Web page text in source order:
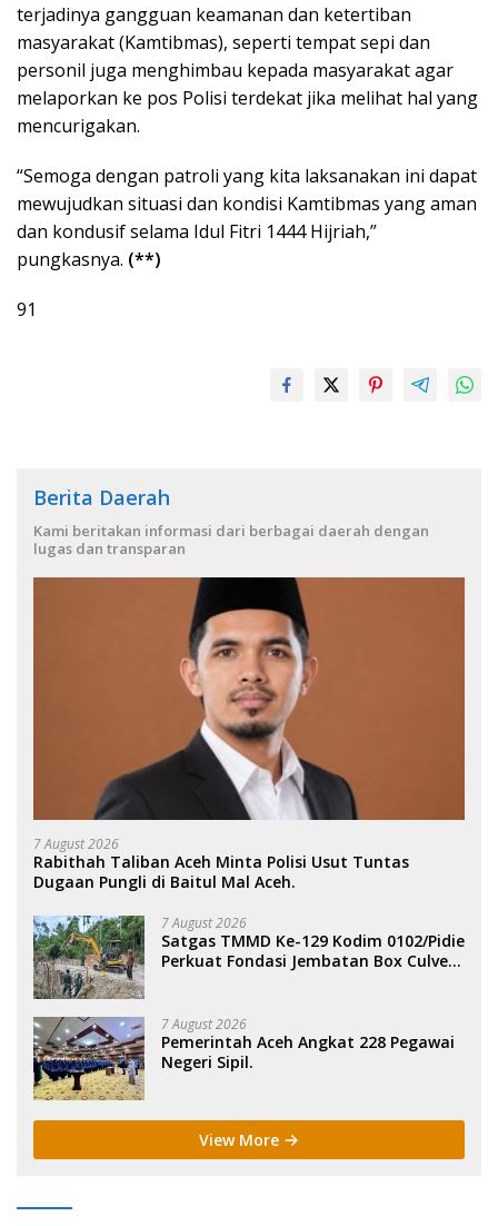
terjadinya gangguan keamanan dan ketertiban
masyarakat (Kamtibmas), seperti tempat sepi dan
personil juga menghimbau kepada masyarakat agar
melaporkan ke pos Polisi terdekat jika melihat hal yang
mencurigakan.
“Semoga dengan patroli yang kita laksanakan ini dapat
mewujudkan situasi dan kondisi Kamtibmas yang aman
dan kondusif selama Idul Fitri 1444 Hijriah,”
pungkasnya. (**)
91
Berita Daerah
Kami beritakan informasi dari berbagai daerah dengan
lugas dan transparan
7 August 2026
Rabithah Taliban Aceh Minta Polisi Usut Tuntas
Dugaan Pungli di Baitul Mal Aceh.
7 August 2026
Satgas TMMD Ke-129 Kodim 0102/Pidie
Perkuat Fondasi Jembatan Box Culvert
7 August 2026
Pemerintah Aceh Angkat 228 Pegawai
Negeri Sipil.
View More